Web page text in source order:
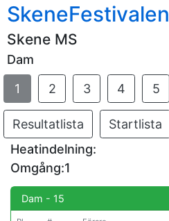
SkeneFestivalen
Skene MS
Dam
1
2 3 4 5
Resultatlista
Startlista
Heatindelning:
Omgång:1
Dam - 15